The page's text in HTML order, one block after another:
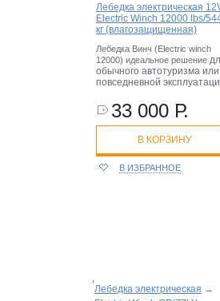
Лебедка электрическая
Electric Winch 12000 lbs/
кг (влагозащищенная)
Лебедка Винч (Electric winch
12000) идеальное решение
обычного автотуризма или
повседневной
33 000 Р.
В КОРЗИНУ
В ИЗБРАННОЕ
Лебедка электрическая →